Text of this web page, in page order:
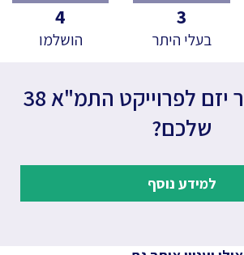
3
בעלי היתר
4
הושלמו
רוצים לבחור יזם לפרוייקט התמ"א 38
שלכם?
למידע נוסף